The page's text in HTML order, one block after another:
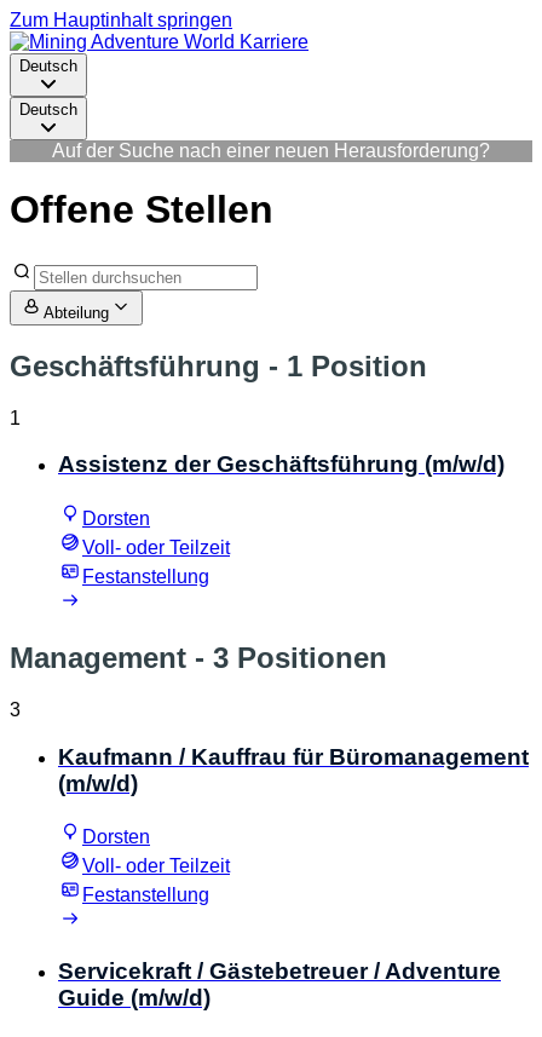
Zum Hauptinhalt springen
Deutsch
Deutsch
Auf der Suche nach einer neuen Herausforderung?
Offene Stellen
Abteilung
Geschäftsführung - 1 Position
1
Assistenz der Geschäftsführung (m/w/d)
Dorsten
Voll- oder Teilzeit
Festanstellung
Management - 3 Positionen
3
Kaufmann / Kauffrau für Büromanagement
(m/w/d)
Dorsten
Voll- oder Teilzeit
Festanstellung
Servicekraft / Gästebetreuer / Adventure
Guide (m/w/d)